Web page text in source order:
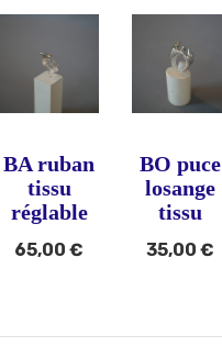
BA ruban
tissu
réglable
65,00€
BO puce
losange
tissu
35,00€